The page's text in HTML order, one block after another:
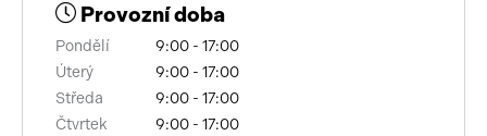
mlhovky
el. zrcátka
el. přední okna
Provozní doba
Pondělí
9:00 - 17:00
Úterý
9:00 - 17:00
Středa
9:00 - 17:00
Čtvrtek
9:00 - 17:00